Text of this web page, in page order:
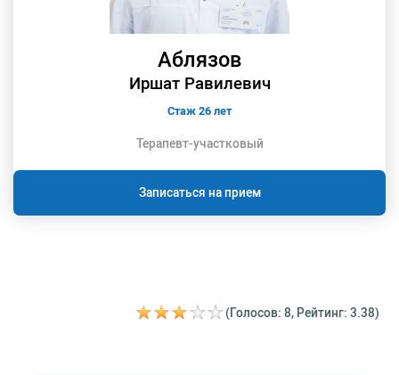
Аблязов
Иршат Равилевич
Стаж 26 лет
Терапевт-участковый
Записаться на прием
(Голосов: 8, Рейтинг: 3.38)